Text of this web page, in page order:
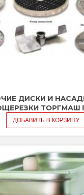
ДИСКИ И
ТОРГМАШ
ДОБАВИТЬ В КОРЗИНУ